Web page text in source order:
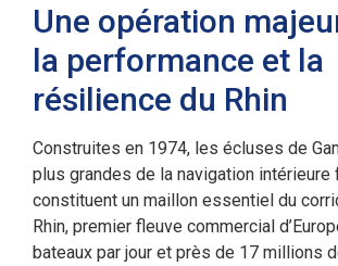
Une opération
la performance et la
résilience du Rhin
Construites en 1974, les écluses de
plus grandes de la navigation intérieure
constituent un maillon essentiel du
Rhin, premier fleuve commercial
bateaux par jour et près de 17 millions